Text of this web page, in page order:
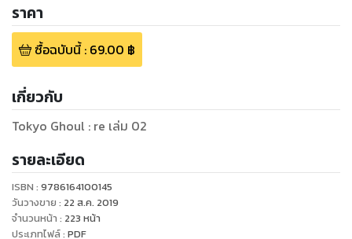
ราคา
ซื้อฉบับนี้: 69.00 ฿
เกี่ยวกับ
Tokyo Ghoul : re เล่ม 02
รายละเอียด
ISBN : 9786164100145
วันวางขาย : 22 ส.ค. 2019
จำนวนหน้า : 223 หน้า
ประเภทไฟล์: PDF